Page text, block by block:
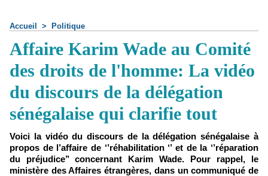
Accueil > Politique
Affaire Karim Wade au Comité
des droits de l'homme: La vidéo
du discours de la délégation
sénégalaise qui clarifie tout
Voici la vidéo du discours de la délégation sénégalaise à
propos de l’affaire de ‘’réhabilitation ‘’ et de la ‘’réparation
du préjudice’’ concernant Karim Wade. Pour rappel, le
ministère des Affaires étrangères, dans un communiqué de